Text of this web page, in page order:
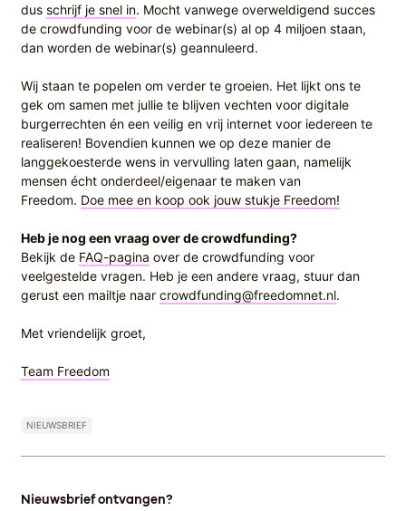
dus schrijf je snel in. Mocht vanwege overweldigend succes
de crowdfunding voor de webinar(s) al op 4 miljoen staan,
dan worden de webinar(s) geannuleerd.
Wij staan te popelen om verder te groeien. Het lijkt ons te
gek om samen met jullie te blijven vechten voor digitale
burgerrechten én een veilig en vrij internet voor iedereen te
realiseren! Bovendien kunnen we op deze manier de
langgekoesterde wens in vervulling laten gaan, namelijk
mensen écht onderdeel/eigenaar te maken van
Freedom. Doe mee en koop ook jouw stukje Freedom!
Heb je nog een vraag over de crowdfunding?
Bekijk de FAQ-pagina over de crowdfunding voor
veelgestelde vragen. Heb je een andere vraag, stuur dan
gerust een mailtje naar crowdfunding@freedomnet.nl.
Met vriendelijk groet,
Team Freedom
NIEUWSBRIEF
Nieuwsbrief ontvangen?